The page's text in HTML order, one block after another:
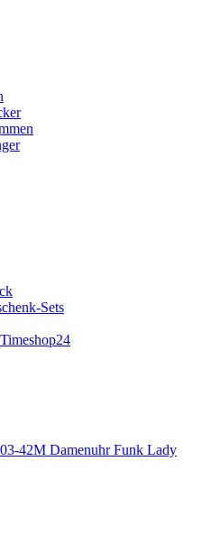
Sets
42M Damenuhr Funk Lady